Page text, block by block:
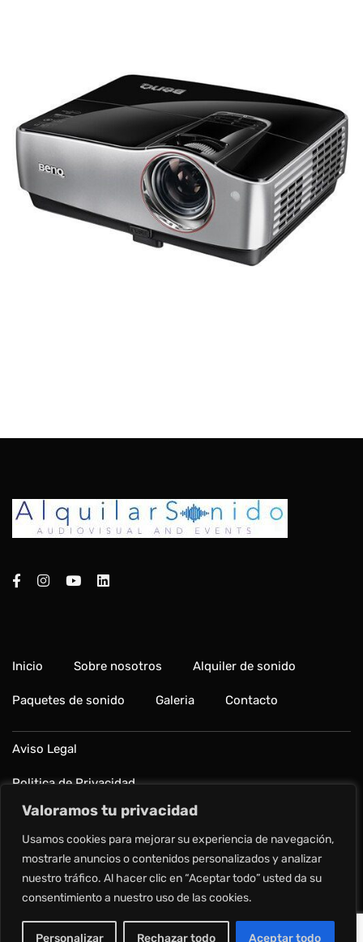
Valoramos tu privacidad
Usamos cookies para mejorar su experiencia de navegación,
mostrarle anuncios o contenidos personalizados y analizar
nuestro tráfico. Al hacer clic en “Aceptar todo” usted da su
consentimiento a nuestro uso de las cookies.
Personalizar Rechazar todo Aceptar todo
Inicio Sobre nosotros Alquiler de sonido
Paquetes de sonido Galeria Contacto
Aviso Legal
Politica de Privacidad
Política de cookies
Preguntas frecuentes
Copyright © 2024 Alquilar Sonido.